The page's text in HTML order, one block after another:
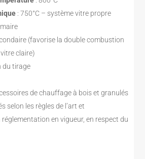
: 750°C – système vitre propre
(favorise la double combustion
claire)
du tirage
de chauffage à bois et granulés
selon les règles de l’art et
en vigueur, en respect du